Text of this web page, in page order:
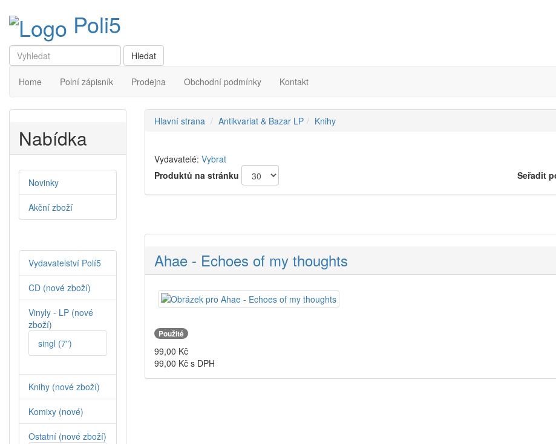
Poli5
Home Polní zápisník Prodejna Obchodní podmínky Kontakt
Hlavní strana Antikvariat & Bazar LP Knihy
Vydavatelé: Vybrat
Produktů na stránku
Seřadit
Ahae - Echoes of my thoughts
Použité
99,00 Kč
99,00 Kč s DPH
Nabídka
Novinky
Akční zboží
Vydavatelství Polí5
CD (nové zboží)
Vinyly - LP (nové
zboží)
singl (7")
Knihy (nové zboží)
Komixy (nové)
Ostatní (nové zboží)